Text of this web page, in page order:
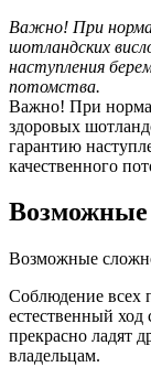
Важно! При
шотландских
наступления
потомства.
Важно! При
здоровых
гарантию
качественного
Возможные
Возможные
Соблюдение всех
естественный
прекрасно ладят
владельцам.